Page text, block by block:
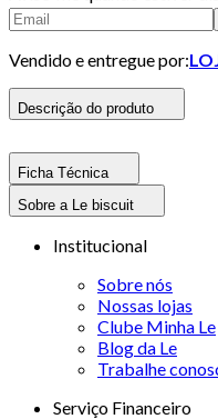
Vendido e entregue por:
Descrição do produto
Ficha Técnica
Sobre a Le biscuit
Institucional
Sobre nós
Nossas lojas
Clube Minha Le
Blog da Le
Trabalhe
Serviço Financeiro